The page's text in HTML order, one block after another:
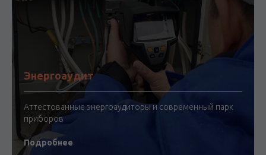
Энергоаудит
Аттестованные энергоаудиторы и современный парк
приборов
Подробнее